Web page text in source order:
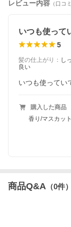
●乳幼児の手の届か
●天然由来成分を
《製造販売元》
ING統合医療研究所
【非正規販売店に
Make EARTHのプ
営店は『Hair &
も確認できており
はできかねますの
された商品に関し
レビュー内容 （口コ
5
髪の仕上がり ： し
良い
いつも使ってい
購入した商品
香り/マスカッ
商品Q&A （0件）